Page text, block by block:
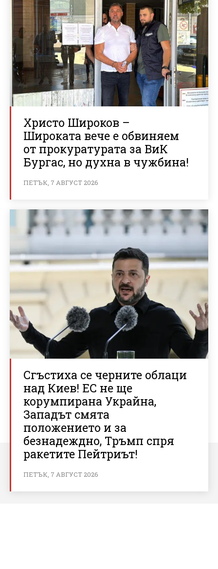
Христо Широков –
Широката вече е обвиняем
от прокуратурата за ВиК
Бургас, но духна в чужбина!
ПЕТЪК, 7 АВГУСТ 2026
Сгъстиха се черните облаци
над Киев! ЕС не ще
корумпирана Украйна,
Западът смята
положението и за
безнадеждно, Тръмп спря
ракетите Пейтриът!
ПЕТЪК, 7 АВГУСТ 2026